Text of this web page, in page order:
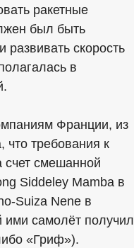
ракетные
был быть
развивать скорость
в
Франции, из
требования к
счет смешанной
Siddeley Mamba в
Suiza Nene в
ими самолёт получил
«Гриф»).